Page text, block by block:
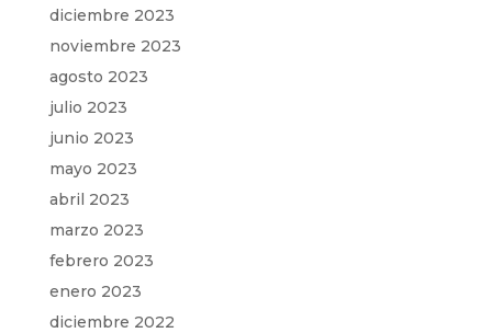
diciembre 2023
noviembre 2023
agosto 2023
julio 2023
junio 2023
mayo 2023
abril 2023
marzo 2023
febrero 2023
enero 2023
diciembre 2022